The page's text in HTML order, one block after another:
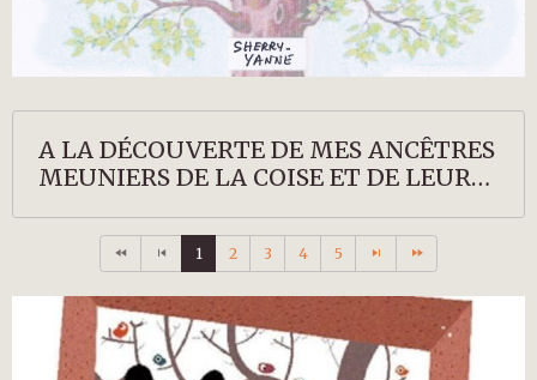
A LA DÉCOUVERTE DE MES ANCÊTRES
MEUNIERS DE LA COISE ET DE LEURS
1 2 3 4 5